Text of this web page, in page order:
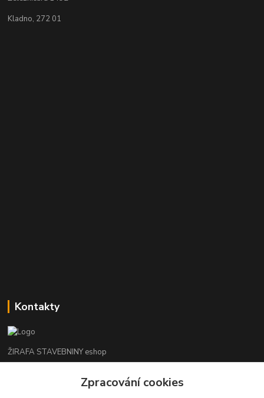
Kladno, 272 01
Kontakty
ŽIRAFA STAVEBNINY eshop
+420 312 685 342Zpracování cookies